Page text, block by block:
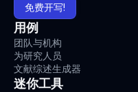
免费开写!
用例
团队与机构
为研究人员
文献综述生成器
迷你工具